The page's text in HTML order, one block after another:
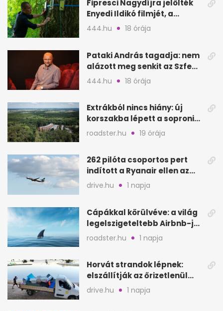
Fipresci Nagydíjra jelölték
Enyedi Ildikó filmjét, a
Csendes barátot
444.hu 18 órája
Pataki András tagadja: nem
alázott meg senkit az Szfe
felvételijén
444.hu 18 órája
Extrákból nincs hiány: új
korszakba lépett a soproni
Fagus Hotel
roadster.hu 19 órája
262 pilóta csoportos pert
indított a Ryanair ellen az
Egyesült Királyságban
drive.hu 1 napja
Cápákkal körülvéve: a világ
legelszigeteltebb Airbnb-je
a nyílt tengeren
roadster.hu 1 napja
Horvát strandok lépnek:
elszállítják az őrizetlenül
hagyott törölközőket
drive.hu 1 napja